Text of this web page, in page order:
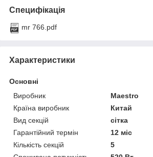
Специфікація
mr 766.pdf
Характеристики
Основні
Виробник
Maestro
Країна виробник
Китай
Вид секцій
сітка
Гарантійний термін
12 міс
Кількість секцій
5